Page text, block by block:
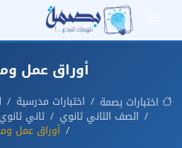
أوراق عمل
اختبارات بصمة اختبارات مدرسية
الصف الثاني ثانوي
ثاني
أوراق عمل